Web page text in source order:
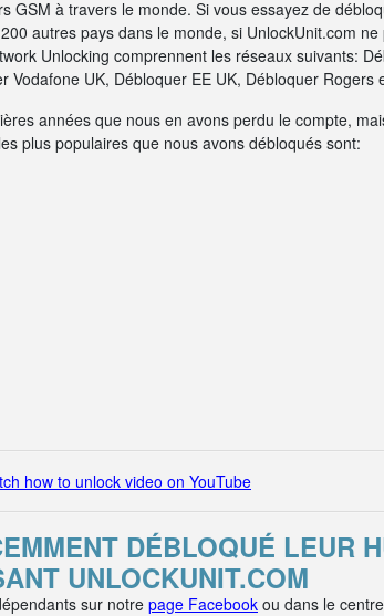
GSM à travers le monde. Si vous essayez de
autres pays dans le monde, si UnlockUnit.com
Unlocking comprennent les réseaux suivants:
UK, Débloquer EE UK, Débloquer Rogers
années que nous en avons perdu le compte,
plus populaires que nous avons débloqués sont:
how to unlock video on YouTube
DÉBLOQUÉ LEUR
UNLOCKUNIT.COM
sur notre page Facebook ou dans le